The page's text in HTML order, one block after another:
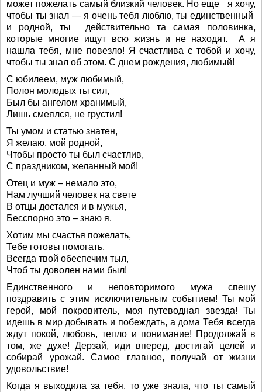
может пожелать самый близкий человек. Но еще я хочу,
чтобы ты знал — я очень тебя люблю, ты единственный
и родной, ты действительно та самая половинка,
которые многие ищут всю жизнь и не находят. А я
нашла тебя, мне повезло! Я счастлива с тобой и хочу,
чтобы ты знал об этом. С днем рождения, любимый!
С юбилеем, муж любимый,
Полон молодых ты сил,
Был бы ангелом хранимый,
Лишь смеялся, не грустил!
Ты умом и статью знатен,
Я желаю, мой родной,
Чтобы просто ты был счастлив,
С праздником, желанный мой!
Отец и муж – немало это,
Нам лучший человек на свете
В отцы достался и в мужья,
Бесспорно это – знаю я.
Хотим мы счастья пожелать,
Тебе готовы помогать,
Всегда твой обеспечим тыл,
Чтоб ты доволен нами был!
Единственного и неповторимого мужа спешу
поздравить с этим исключительным событием! Ты мой
герой, мой покровитель, моя путеводная звезда! Ты
идешь в мир добывать и побеждать, а дома Тебя всегда
ждут покой, любовь, тепло и понимание! Продолжай в
том, же духе! Дерзай, иди вперед, достигай целей и
собирай урожай. Самое главное, получай от жизни
удовольствие!
Когда я выходила за тебя, то уже знала, что ты самый